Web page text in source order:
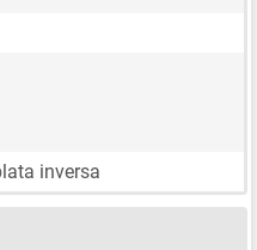
inversa